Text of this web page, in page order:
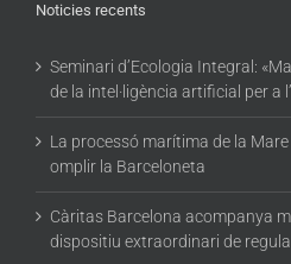
Noticies recents
Seminari d’Ecologia Integral:
de la intel·ligència artificial per a
La processó marítima de la
omplir la Barceloneta
Càritas Barcelona acompanya
dispositiu extraordinari de